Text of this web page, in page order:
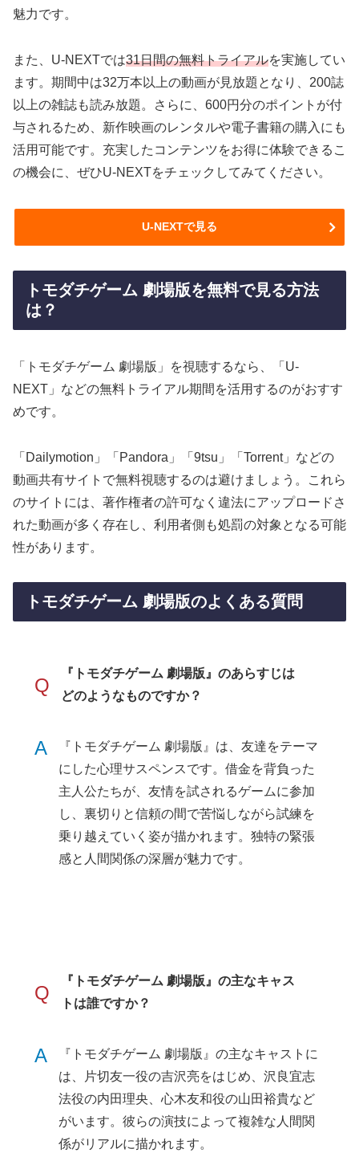
魅力です。
また、U-NEXTでは31日間の無料トライアルを実施してい
ます。期間中は32万本以上の動画が見放題となり、200誌
以上の雑誌も読み放題。さらに、600円分のポイントが付
与されるため、新作映画のレンタルや電子書籍の購入にも
活用可能です。充実したコンテンツをお得に体験できるこ
の機会に、ぜひU-NEXTをチェックしてみてください。
U-NEXTで見る
トモダチゲーム 劇場版を無料で見る方法
は？
「トモダチゲーム 劇場版」を視聴するなら、「U-
NEXT」などの無料トライアル期間を活用するのがおすす
めです。
「Dailymotion」「Pandora」「9tsu」「Torrent」などの
動画共有サイトで無料視聴するのは避けましょう。これら
のサイトには、著作権者の許可なく違法にアップロードさ
れた動画が多く存在し、利用者側も処罰の対象となる可能
性があります。
トモダチゲーム 劇場版のよくある質問
Q
『トモダチゲーム 劇場版』のあらすじは
どのようなものですか？
A
『トモダチゲーム 劇場版』は、友達をテーマ
にした心理サスペンスです。借金を背負った
主人公たちが、友情を試されるゲームに参加
し、裏切りと信頼の間で苦悩しながら試練を
乗り越えていく姿が描かれます。独特の緊張
感と人間関係の深層が魅力です。
Q
『トモダチゲーム 劇場版』の主なキャス
トは誰ですか？
A
『トモダチゲーム 劇場版』の主なキャストに
は、片切友一役の吉沢亮をはじめ、沢良宜志
法役の内田理央、心木友和役の山田裕貴など
がいます。彼らの演技によって複雑な人間関
係がリアルに描かれます。